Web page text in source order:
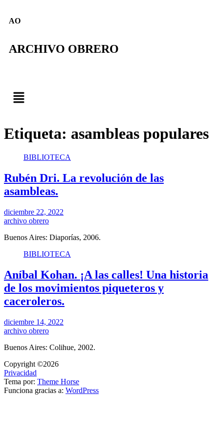
AO
ARCHIVO OBRERO
Etiqueta: asambleas populares
BIBLIOTECA
Rubén Dri. La revolución de las
asambleas.
diciembre 22, 2022
archivo obrero
Buenos Aires: Diaporías, 2006.
BIBLIOTECA
Aníbal Kohan. ¡A las calles! Una historia
de los movimientos piqueteros y
caceroleros.
diciembre 14, 2022
archivo obrero
Buenos Aires: Colihue, 2002.
Copyright ©2026
Privacidad
Tema por: Theme Horse
Funciona gracias a: WordPress